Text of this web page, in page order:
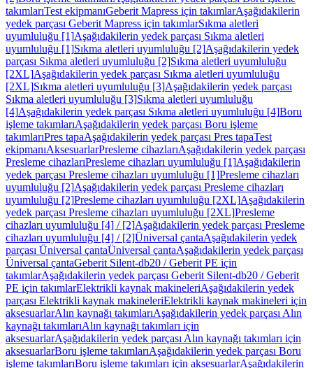
takımlarıTest ekipmanıGeberit Mapress için takımlarAşağıdakilerin
yedek parçası Geberit Mapress için takımlarSıkma aletleri
uyumluluğu [1]Aşağıdakilerin yedek parçası Sıkma aletleri
uyumluluğu [1]Sıkma aletleri uyumluluğu [2]Aşağıdakilerin yedek
parçası Sıkma aletleri uyumluluğu [2]Sıkma aletleri uyumluluğu
[2XL]Aşağıdakilerin yedek parçası Sıkma aletleri uyumluluğu
[2XL]Sıkma aletleri uyumluluğu [3]Aşağıdakilerin yedek parçası
Sıkma aletleri uyumluluğu [3]Sıkma aletleri uyumluluğu
[4]Aşağıdakilerin yedek parçası Sıkma aletleri uyumluluğu [4]Boru
işleme takımlarıAşağıdakilerin yedek parçası Boru işleme
takımlarıPres tapaAşağıdakilerin yedek parçası Pres tapaTest
ekipmanıAksesuarlarPresleme cihazlarıAşağıdakilerin yedek parçası
Presleme cihazlarıPresleme cihazları uyumluluğu [1]Aşağıdakilerin
yedek parçası Presleme cihazları uyumluluğu [1]Presleme cihazları
uyumluluğu [2]Aşağıdakilerin yedek parçası Presleme cihazları
uyumluluğu [2]Presleme cihazları uyumluluğu [2XL]Aşağıdakilerin
yedek parçası Presleme cihazları uyumluluğu [2XL]Presleme
cihazları uyumluluğu [4] / [2]Aşağıdakilerin yedek parçası Presleme
cihazları uyumluluğu [4] / [2]Üniversal çantaAşağıdakilerin yedek
parçası Üniversal çantaÜniversal çantaAşağıdakilerin yedek parçası
Üniversal çantaGeberit Silent-db20 / Geberit PE için
takımlarAşağıdakilerin yedek parçası Geberit Silent-db20 / Geberit
PE için takımlarElektrikli kaynak makineleriAşağıdakilerin yedek
parçası Elektrikli kaynak makineleriElektrikli kaynak makineleri için
aksesuarlarAlın kaynağı takımlarıAşağıdakilerin yedek parçası Alın
kaynağı takımlarıAlın kaynağı takımları için
aksesuarlarAşağıdakilerin yedek parçası Alın kaynağı takımları için
aksesuarlarBoru işleme takımlarıAşağıdakilerin yedek parçası Boru
işleme takımlarıBoru işleme takımları için aksesuarlarAşağıdakilerin